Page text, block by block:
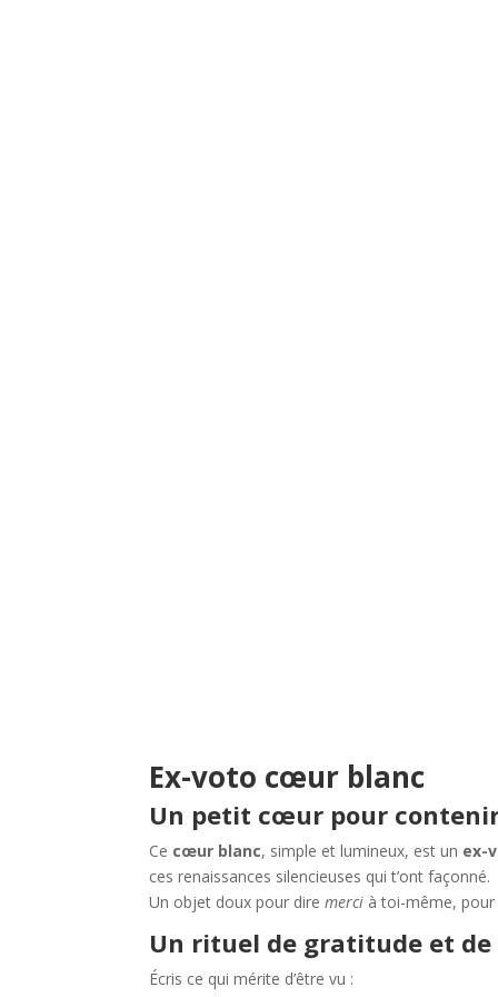
Ex-voto cœur blanc
Un petit cœur pour contenir
Ce cœur blanc, simple et lumineux, est un ex-
ces renaissances silencieuses qui t’ont façonné.
Un objet doux pour diremerci à toi-même,
Un rituel de gratitude et
Écris ce qui mérite d’être vu :